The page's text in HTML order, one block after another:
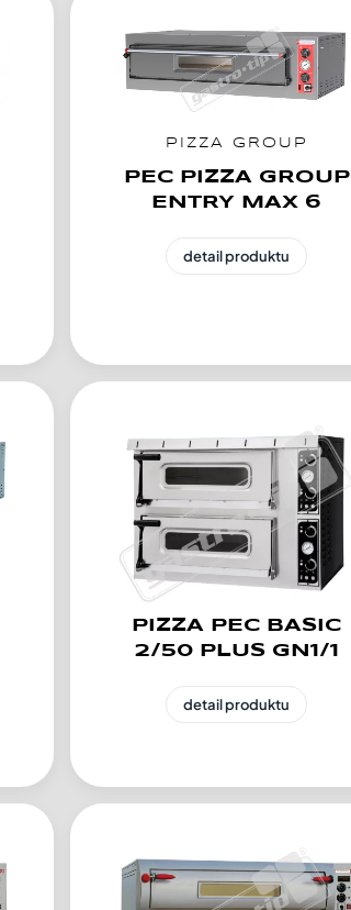
PIZZA GROUP
PEC PIZZA GROUP
ENTRY MAX 6
detail produktu
PIZZA PEC BASIC
2/50 PLUS GN1/1
detail produktu